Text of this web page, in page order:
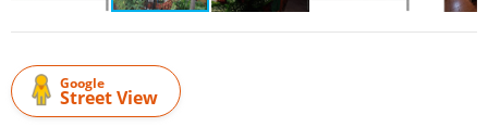
Google
Street View